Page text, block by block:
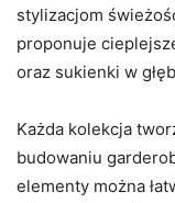
stylizacjom
proponuje
oraz sukienki w
Każda kolekcja
budowaniu
elementy można